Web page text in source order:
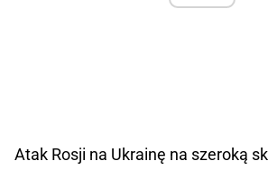
Atak Rosji na Ukrainę na szeroką